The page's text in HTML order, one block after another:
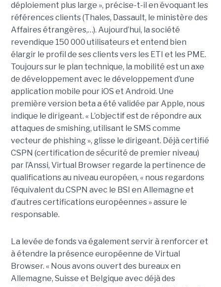
déploiement plus large », précise-t-il en évoquant les
références clients (Thales, Dassault, le ministère des
Affaires étrangères,…). Aujourd’hui, la société
revendique 150 000 utilisateurs et entend bien
élargir le profil de ses clients vers les ETI et les PME.
Toujours sur le plan technique, la mobilité est un axe
de développement avec le développement d’une
application mobile pour iOS et Android. Une
première version beta a été validée par Apple, nous
indique le dirigeant. « L’objectif est de répondre aux
attaques de smishing, utilisant le SMS comme
vecteur de phishing », glisse le dirigeant. Déjà certifié
CSPN (certification de sécurité de premier niveau)
par l’Anssi, Virtual Browser regarde la pertinence de
qualifications au niveau européen, « nous regardons
l’équivalent du CSPN avec le BSI en Allemagne et
d’autres certifications européennes » assure le
responsable.
La levée de fonds va également servir à renforcer et
à étendre la présence européenne de Virtual
Browser. « Nous avons ouvert des bureaux en
Allemagne, Suisse et Belgique avec déjà des